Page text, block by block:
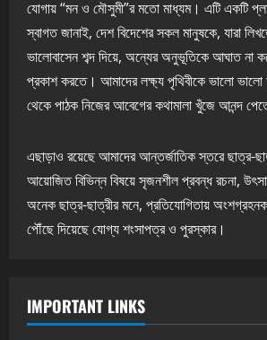
যোগায় “মন ও মৌসুমী”র মতো মাধ্যম। এটি একটি
স্বাগত জানাই, দেশ বিদেশের সকল মানুষকে, যারা
ভালোবাসেন শব্দ দিয়ে, অন্যের অনুভূতিকে আঘাত না
প্রকাশ করতে। আমাদের লক্ষ্য পৃথিবীকে ভালো ভালো
থেকে পাঠক নিজের আবেগের কথামালা খুঁজে আনন্দ
এছাড়াও রয়েছে আমাদের আন্তর্জাতিক স্তরে ছাত্র-
আয়োজিত বিভিন্ন বিষয়ে সৃজনশীল প্রবন্ধ রচনা,
অনেক ছাত্র-ছাত্রীর মনে, প্রতিযোগিতায়
পৌঁছে দিয়েছে যোগ্য শংসাপত্র ও পুরস্কার।
IMPORTANT LINKS